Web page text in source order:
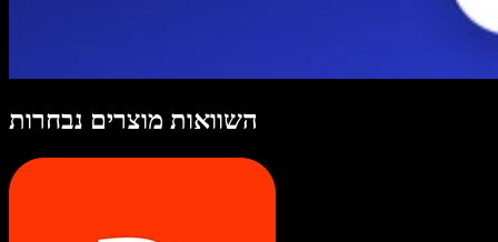
השוואות מוצרים נבחרות